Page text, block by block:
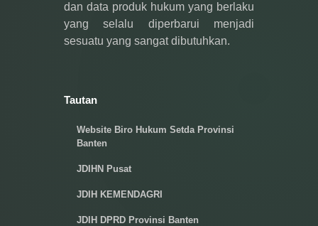
dan data produk hukum yang berlaku
yang selalu diperbarui menjadi
sesuatu yang sangat dibutuhkan.
Tautan
Website Biro Hukum Setda Provinsi
Banten
JDIHN Pusat
JDIH KEMENDAGRI
JDIH DPRD Provinsi Banten